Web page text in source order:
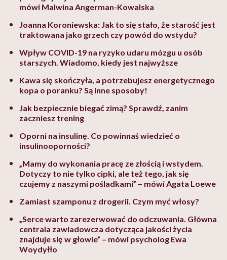
mówi Malwina Angerman-Kowalska
Joanna Koroniewska: Jak to się stało, że starość jest
traktowana jako grzech czy powód do wstydu?
Wpływ COVID-19 na ryzyko udaru mózgu u osób
starszych. Wiadomo, kiedy jest najwyższe
Kawa się skończyła, a potrzebujesz energetycznego
kopa o poranku? Są inne sposoby!
Jak bezpiecznie biegać zimą? Sprawdź, zanim
zaczniesz trening
Oporni na insulinę. Co powinnaś wiedzieć o
insulinooporności?
„Mamy do wykonania pracę ze złością i wstydem.
Dotyczy to nie tylko cipki, ale też tego, jak się
czujemy z naszymi pośladkami” – mówi Agata Loewe
Zamiast szamponu z drogerii. Czym myć włosy?
„Serce warto zarezerwować do odczuwania. Główna
centrala zawiadowcza dotycząca jakości życia
znajduje się w głowie” – mówi psycholog Ewa
Woydyłło